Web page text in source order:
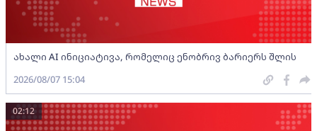
ახალი AI ინიციატივა, რომელიც ენობრივ ბარიერს შლის
2026/08/07 15:04
02:12